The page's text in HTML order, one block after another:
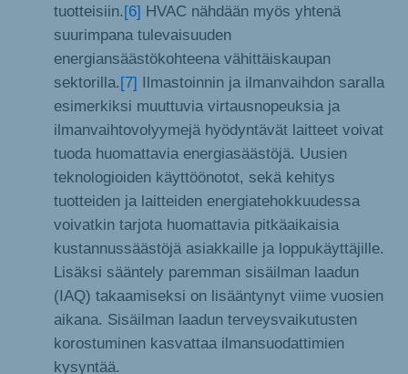
tuotteisiin. [6]
HVAC nähdään myös yhtenä
suurimpana tulevaisuuden
energiansäästökohteena vähittäiskaupan
sektorilla. [7]
Ilmastoinnin ja ilmanvaihdon saralla
esimerkiksi muuttuvia virtausnopeuksia ja
ilmanvaihtovolyymejä hyödyntävät laitteet voivat
tuoda huomattavia energiasäästöjä. Uusien
teknologioiden käyttöönotot, sekä kehitys
tuotteiden ja laitteiden energiatehokkuudessa
voivatkin tarjota huomattavia pitkäaikaisia
kustannussäästöjä asiakkaille ja loppukäyttäjille.
Lisäksi sääntely paremman sisäilman laadun
(IAQ) takaamiseksi on lisääntynyt viime vuosien
aikana. Sisäilman laadun terveysvaikutusten
korostuminen kasvattaa ilmansuodattimien
kysyntää.